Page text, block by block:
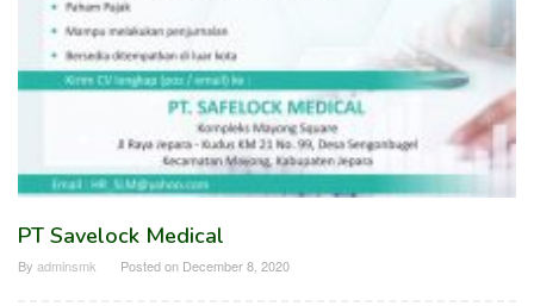
PT Savelock Medical
By adminsmk Posted on December 8, 2020